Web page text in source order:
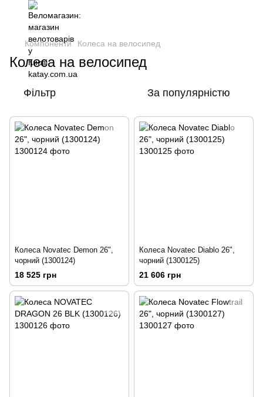
Компоненти Колеса на велосипед
Колеса на велосипед
Фільтр За популярністю
Колеса Novatec Demon 26",
чорний (1300124)
18 525 грн
Колеса Novatec Diablo 26",
чорний (1300125)
21 606 грн